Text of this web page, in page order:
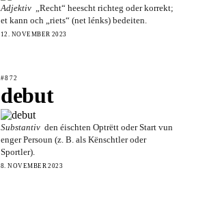
Adjektiv
„Recht“ heescht richteg oder korrekt;
et kann och „riets“ (net lénks) bedeiten.
12. NOVEMBER 2023
#872
debut
Substantiv den éischten Optrëtt oder Start vun
enger Persoun (z. B. als Kënschtler oder
Sportler).
8. NOVEMBER 2023